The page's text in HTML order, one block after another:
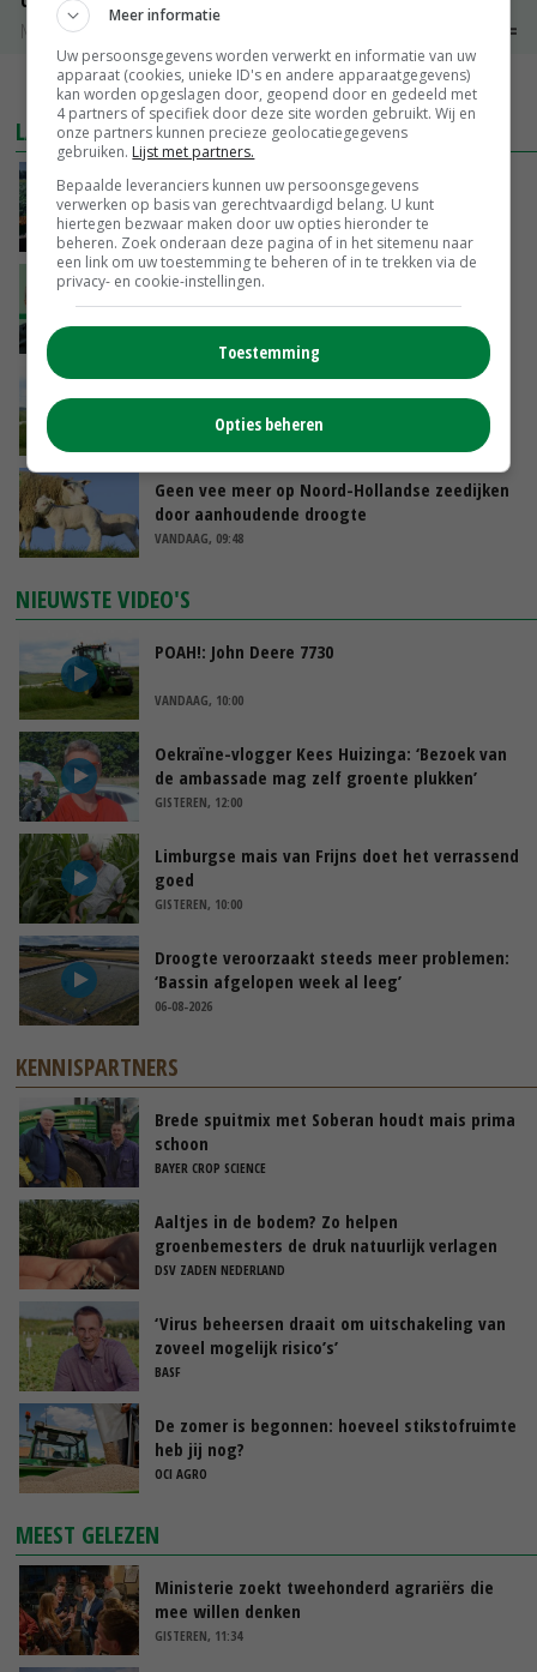
Noteringen
MEER MARKTPRIJZEN
LAATSTE NIEUWS
‘Cijfer jezelf niet weg en doe vooral ook waar
je gelukkig van wordt’
VANDAAG, 13:31
‘De droogte begint ver voor de grens bij
Lobith’
POAH!: John Deere 7730
VANDAAG, 10:00
Geen vee meer op Noord-Hollandse zeedijken
door aanhoudende droogte
VANDAAG, 09:48
NIEUWSTE VIDEO'S
POAH!: John Deere 7730
VANDAAG, 10:00
Oekraïne-vlogger Kees Huizinga: ‘Bezoek van
de ambassade mag zelf groente plukken’
GISTEREN, 12:00
Limburgse mais van Frijns doet het verrassend
goed
GISTEREN, 10:00
Droogte veroorzaakt steeds meer problemen:
‘Bassin afgelopen week al leeg’
06-08-2026
KENNISPARTNERS
Brede spuitmix met Soberan houdt mais prima
schoon
BAYER CROP SCIENCE
Aaltjes in de bodem? Zo helpen
groenbemesters de druk natuurlijk verlagen
DSV ZADEN NEDERLAND
‘Virus beheersen draait om uitschakeling van
zoveel mogelijk risico’s’
BASF
De zomer is begonnen: hoeveel stikstofruimte
heb jij nog?
OCI AGRO
MEEST GELEZEN
Ministerie zoekt tweehonderd agrariërs die
mee willen denken
GISTEREN, 11:34
Meer informatie
Uw persoonsgegevens worden verwerkt en informatie van uw
apparaat (cookies, unieke ID's en andere apparaatgegevens)
kan worden opgeslagen door, geopend door en gedeeld met
4 partners of specifiek door deze site worden gebruikt. Wij en
onze partners kunnen precieze geolocatiegegevens
gebruiken. Lijst met partners.
Bepaalde leveranciers kunnen uw persoonsgegevens
verwerken op basis van gerechtvaardigd belang. U kunt
hiertegen bezwaar maken door uw opties hieronder te
beheren. Zoek onderaan deze pagina of in het sitemenu naar
een link om uw toestemming te beheren of in te trekken via de
privacy- en cookie-instellingen.
Toestemming
Opties beheren